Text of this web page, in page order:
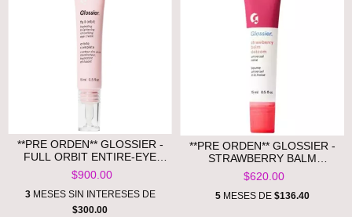
**PRE ORDEN** GLOSSIER -
FULL ORBIT ENTIRE-EYE
BRIGHTENING CREAM
$900.00
3MESES SIN INTERESES DE
$300.00
**PRE ORDEN** GLOSSIER -
STRAWBERRY BALM
DOTCOM LIP BALM AND SKIN
SALVE
$620.00
5MESES DE $136.40